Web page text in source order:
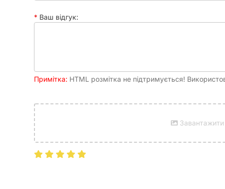
Ваш відгук:
Примітка: HTML розмітка не підтримується!